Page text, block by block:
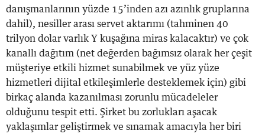
danışmanlarının yüzde 15’inden azı azınlık gruplarına
dahil), nesiller arası servet aktarımı (tahminen 40
trilyon dolar varlık Y kuşağına miras kalacaktır) ve çok
kanallı dağıtım (net değerden bağımsız olarak her çeşit
müşteriye etkili hizmet sunabilmek ve yüz yüze
hizmetleri dijital etkileşimlerle desteklemek için) gibi
birkaç alanda kazanılması zorunlu mücadeleler
olduğunu tespit etti. Şirket bu zorlukları aşacak
yaklaşımlar geliştirmek ve sınamak amacıyla her biri